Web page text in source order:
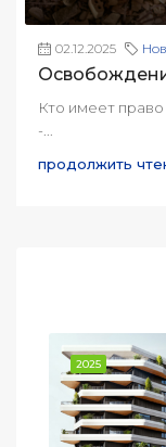
02.12.2025
Кто имеет
-...
продолжить
2025